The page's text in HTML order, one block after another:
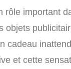
rôle important
objets
cadeau
et cette